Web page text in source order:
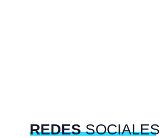
REDESSOCIALES